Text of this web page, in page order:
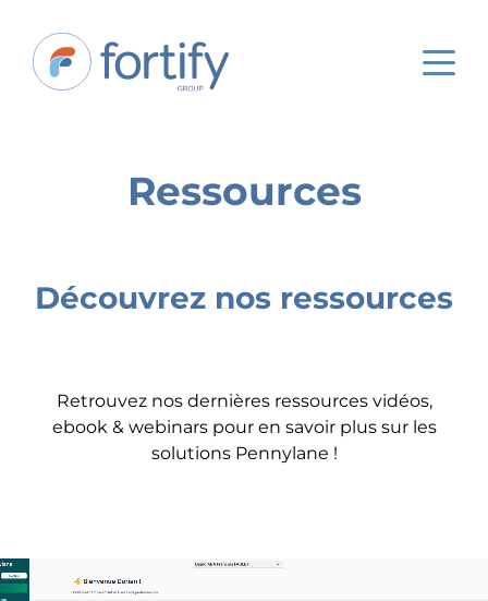
Ressources
Découvrez nos ressources
Retrouvez nos dernières ressources vidéos,
ebook & webinars pour en savoir plus sur les
solutions Pennylane !
Lecteur